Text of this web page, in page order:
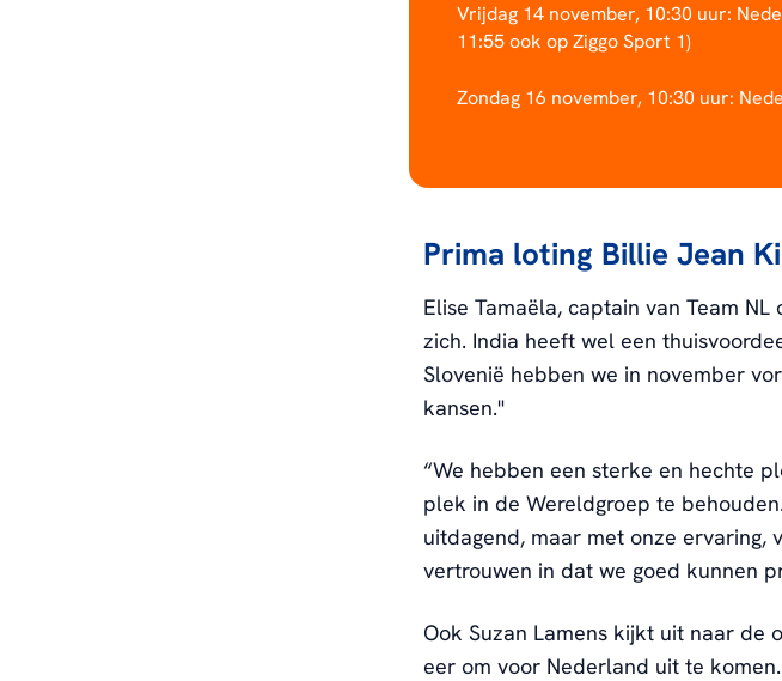
Vrijdag 14 november, 10:30 uur:
11:55 ook op Ziggo Sport 1)
Zondag 16 november, 10:30 uur:
Prima loting Billie Jean
Elise Tamaëla, captain van Team
zich. India heeft wel een
Slovenië hebben we in november
kansen."
“We hebben een sterke en hechte
plek in de Wereldgroep te
uitdagend, maar met onze
vertrouwen in dat we goed kunnen
Ook Suzan Lamens kijkt uit naar de
eer om voor Nederland uit te